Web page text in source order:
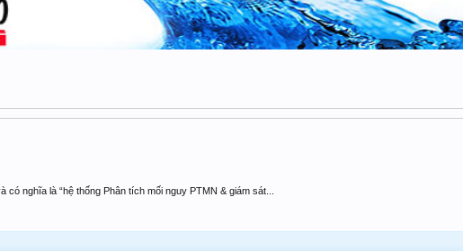
nghĩa là “hệ thống Phân tích mối nguy PTMN & giám sát...